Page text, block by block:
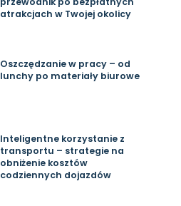
atrakcjach w Twojej okolicy
Oszczędzanie w pracy – od
lunchy po materiały biurowe
Inteligentne korzystanie z
transportu – strategie na
obniżenie kosztów
codziennych dojazdów